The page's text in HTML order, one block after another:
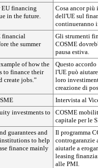
EU financing
in the future.
Cosa ancor
dell'UE sul
continueranno
financial
the summer
Gli strumenti
COSME
pausa estiva.
of how the
to finance their
create jobs.”
Questo
l'UE può
loro
creazione di
Intervista al
investments to
COSME
capitale per le
guarantees and
to help
finance mainly
Il programma
aiutarle a
leasing
alle PMI.